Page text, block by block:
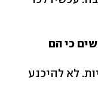
כי הם
לא להיכנע